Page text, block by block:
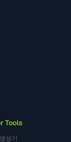
Tools
성기